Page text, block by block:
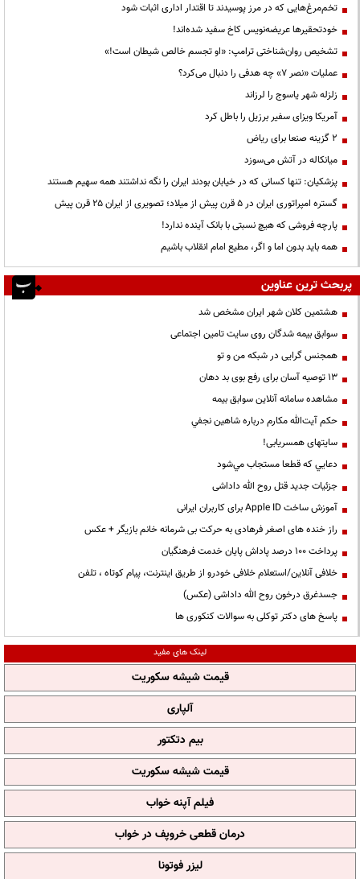
تخم‌مرغ‌هایی که در مرز پوسیدند تا اقتدار اداری اثبات شود
خودتحقیرها عریضه‌نویس کاخ سفید شده‌اند!
تشخیص روان‌شناختی ترامپ: «او تجسم خالص شیطان است!»
عملیات «نصر ۷» چه هدفی را دنبال می‌کرد؟
زلزله شهر یاسوج را لرزاند
آمریکا ویزای سفیر برزیل را باطل کرد
۲ گزینه صنعا برای ریاض
میانکاله در آتش می‌سوزد
پزشکیان: تنها کسانی که در خیابان بودند ایران را نگه نداشتند همه سهیم هستند
گستره امپراتوری ایران در ۵ قرن پیش از میلاد؛ تصویری از ایران ۲۵ قرن پیش
پارچه فروشی که هیچ نسبتی با بانک آینده ندارد!
همه باید بدون اما و اگر، مطیع امام انقلاب باشیم
پربحث ترین عناوین
هشتمین کلان شهر ایران مشخص شد
سوابق بیمه شدگان روی سایت تامین اجتماعی
همجنس گرایی در شبکه من و تو
13 توصیه آسان برای رفع بوی بد دهان
مشاهده سامانه آنلاين سوابق بیمه
حكم آيت‌الله مكارم درباره شاهين نجفي
سایتهای همسریابی!
دعايي كه قطعا مستجاب مي‌شود
جزئیات جدید قتل روح الله داداشی
آموزش ساخت Apple ID برای کاربران ایرانی
راز خنده های اصغر فرهادی به حرکت بی شرمانه خانم بازیگر + عکس
پرداخت ۱۰۰ درصد پاداش پایان خدمت فرهنگیان
خلافی آنلاین/استعلام خلافی خودرو از طریق اینترنت، پیام کوتاه ، تلفن
جسدغرق درخون روح الله داداشی (عکس)
پاسخ های دکتر توکلی به سوالات کنکوری ها
لینک های مفید
قیمت شیشه سکوریت
آلپاری
بیم دتکتور
قیمت شیشه سکوریت
فیلم آپنه خواب
درمان قطعی خروپف در خواب
لیزر فوتونا